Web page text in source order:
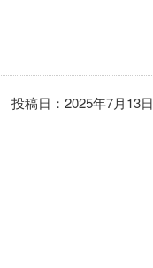
投稿日：2025年7月13日